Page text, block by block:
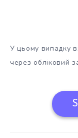
У цьому випадку
через обліковий